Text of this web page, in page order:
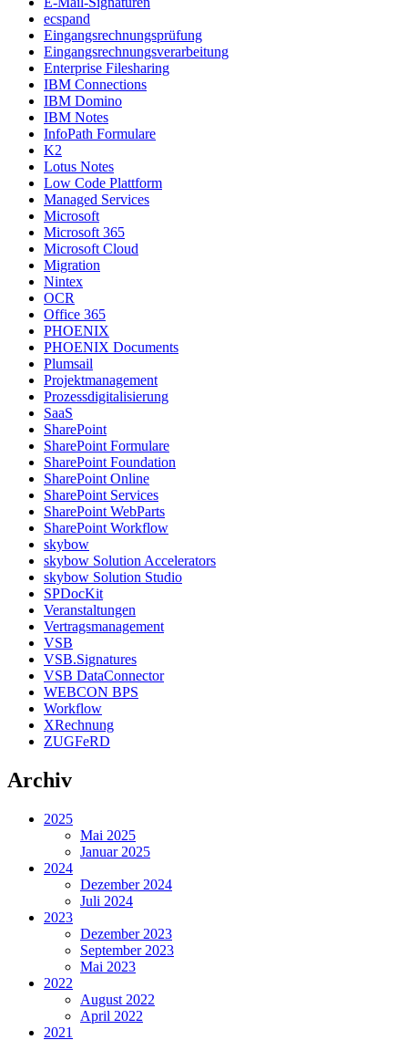
ecspand
Eingangsrechnungsprüfung
Eingangsrechnungsverarbeitung
Enterprise Filesharing
IBM Connections
IBM Domino
IBM Notes
InfoPath Formulare
K2
Lotus Notes
Low Code Plattform
Managed Services
Microsoft
Microsoft 365
Microsoft Cloud
Migration
Nintex
OCR
Office 365
PHOENIX
PHOENIX Documents
Plumsail
Projektmanagement
Prozessdigitalisierung
SaaS
SharePoint
SharePoint Formulare
SharePoint Foundation
SharePoint Online
SharePoint Services
SharePoint WebParts
SharePoint Workflow
skybow
skybow Solution Accelerators
skybow Solution Studio
SPDocKit
Veranstaltungen
Vertragsmanagement
VSB
VSB.Signatures
VSB DataConnector
WEBCON BPS
Workflow
XRechnung
ZUGFeRD
Archiv
2025
Mai 2025
Januar 2025
2024
Dezember 2024
Juli 2024
2023
Dezember 2023
September 2023
Mai 2023
2022
August 2022
April 2022
2021